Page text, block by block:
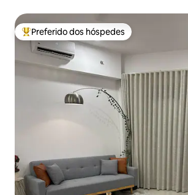
Entre os melhores preferidos dos hóspedes
Preferido dos hóspedes